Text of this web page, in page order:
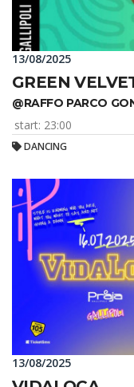
13/08/2025
GREEN
@RAFFO PARCO
start: 23:00
DANCING
13/08/2025